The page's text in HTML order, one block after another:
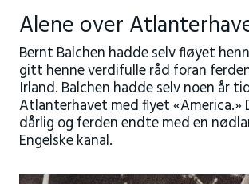
Alene over
Bernt Balchen hadde selv fløyet
gitt henne verdifulle råd foran
Irland. Balchen hadde selv noen år
Atlanterhavet med flyet «America.»
dårlig og ferden endte med en
Engelske kanal.